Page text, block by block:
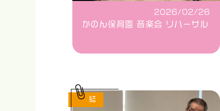
2026/02/26
かのん保育園 音楽会 リハーサル
結